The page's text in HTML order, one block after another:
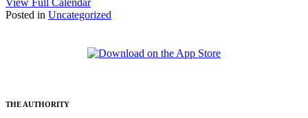
View Full Calendar
Posted in Uncategorized
THE AUTHORITY